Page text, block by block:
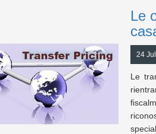
Le
24
Le